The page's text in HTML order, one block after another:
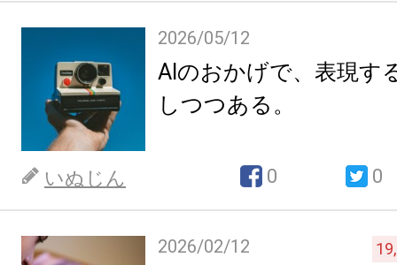
2026/05/12
AIのおかげで、表現す
しつつある。
いぬじん 0 0
2026/02/12